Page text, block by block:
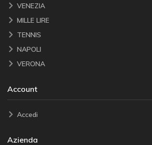
VENEZIA
MILLE LIRE
TENNIS
NAPOLI
VERONA
Account
Accedi
Azienda